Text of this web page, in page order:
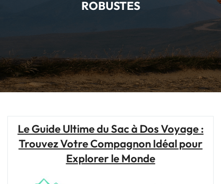
ROBUSTES
Le Guide Ultime du Sac à Dos Voyage :
Trouvez Votre Compagnon Idéal pour
Explorer le Monde